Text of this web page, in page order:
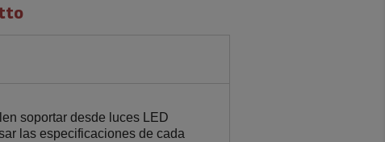
soportar desde luces LED
las especificaciones de cada